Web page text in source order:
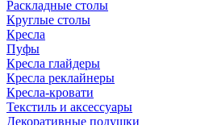
Раскладные столы
Круглые столы
Кресла
Пуфы
Кресла глайдеры
Кресла реклайнеры
Кресла-кровати
Текстиль и аксессуары
Декоративные подушки